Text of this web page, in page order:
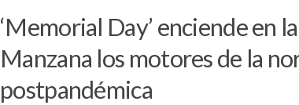
‘Memorial Day’ enciende en
Manzana los motores de la
postpandémica